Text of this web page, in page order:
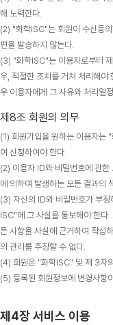
해 노력한다.
(2) "화학ISC"는 회원이 수신동
편을 발송하지 않는다.
(3) "화학ISC"는 이용자로부터
우, 적절한 조치를 거쳐 처리해야
우 이용자에게 그 사유와 처리일
제8조 회원의 의무
(1) 회원가입을 원하는 이용자는
여 신청하여야 한다.
(2) 이용자 ID와 비밀번호에 관한
에 의하여 발생하는 모든 결과의
(3) 자신의 ID와 비밀번호가 부
ISC"에 그 사실을 통보해야 한다
든 사항을 사실에 근거하여 작성
의 관리를 주장할 수 없다.
(4) 회원은 "화학ISC" 및 제 3자
(5) 등록된 회원정보에 변경사항
제4장 서비스 이용